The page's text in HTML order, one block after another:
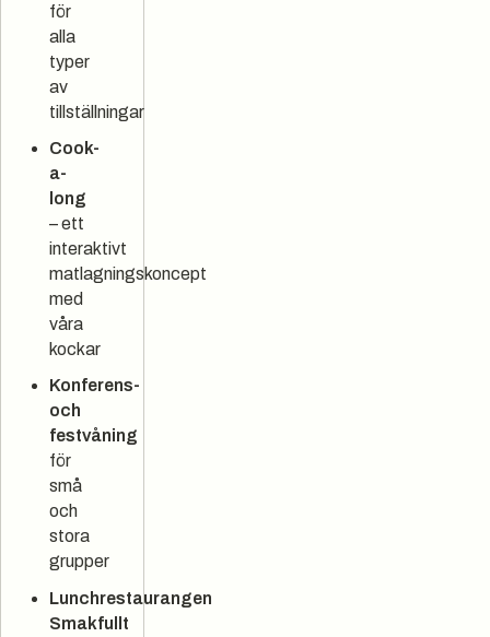
för
alla
typer
av
tillställningar
Cook-
a-
long
– ett
interaktivt
matlagningskoncept
med
våra
kockar
Konferens-
och
festvåning
för
små
och
stora
grupper
Lunchrestaurangen
Smakfullt